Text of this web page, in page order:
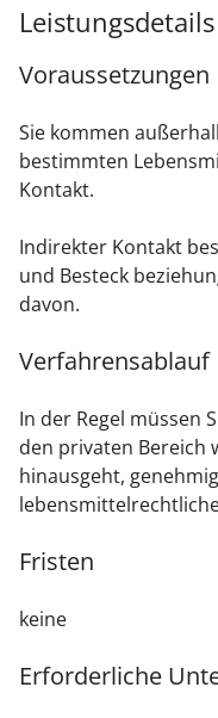
Leistungsdetails
Voraussetzungen
Sie kommen
bestimmten
Kontakt.
Indirekter Kontakt
und Besteck
davon.
Verfahrensablauf
In der Regel müssen
den privaten Bereich
hinausgeht,
Fristen
keine
Erforderliche